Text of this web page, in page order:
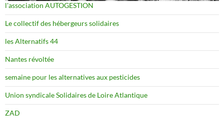
l'association AUTOGESTION
Le collectif des hébergeurs solidaires
les Alternatifs 44
Nantes révoltée
semaine pour les alternatives aux pesticides
Union syndicale Solidaires de Loire Atlantique
ZAD